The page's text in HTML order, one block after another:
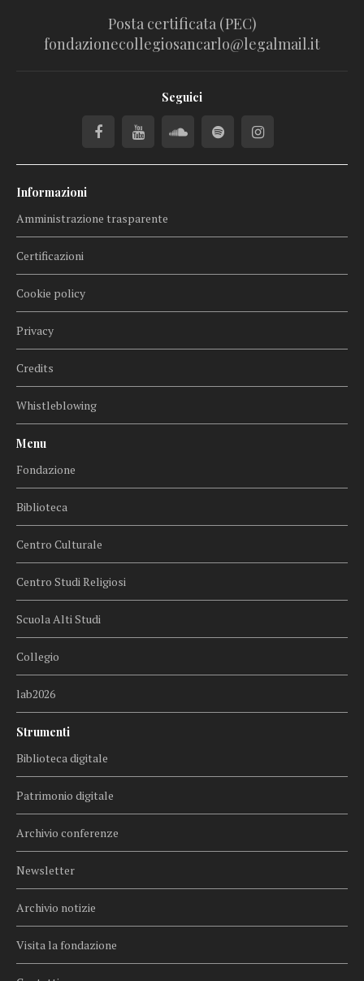
Posta certificata (PEC)
fondazionecollegiosancarlo@legalmail.it
Seguici
Informazioni
Amministrazione trasparente
Certificazioni
Cookie policy
Privacy
Credits
Whistleblowing
Menu
Fondazione
Biblioteca
Centro Culturale
Centro Studi Religiosi
Scuola Alti Studi
Collegio
lab2026
Strumenti
Biblioteca digitale
Patrimonio digitale
Archivio conferenze
Newsletter
Archivio notizie
Visita la fondazione